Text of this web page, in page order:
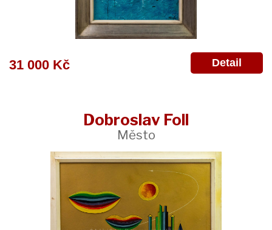
31 000 Kč Detail
Dobroslav Foll
Město